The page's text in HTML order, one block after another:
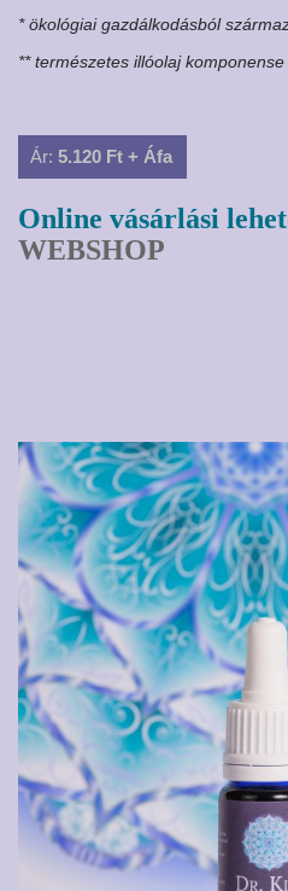
* ökológiai gazdálkodásból
** természetes illóolaj komponense
Ár: 5.120 Ft + Áfa
Online vásárlási
WEBSHOP